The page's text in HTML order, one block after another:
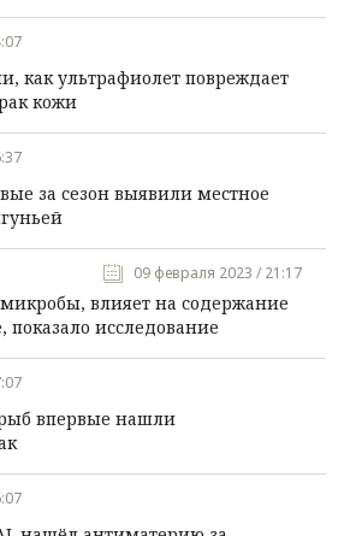
как ультрафиолет повреждает
кожи
за сезон выявили местное
09 февраля 2023 / 21:17
влияет на содержание
показало исследование
впервые нашли